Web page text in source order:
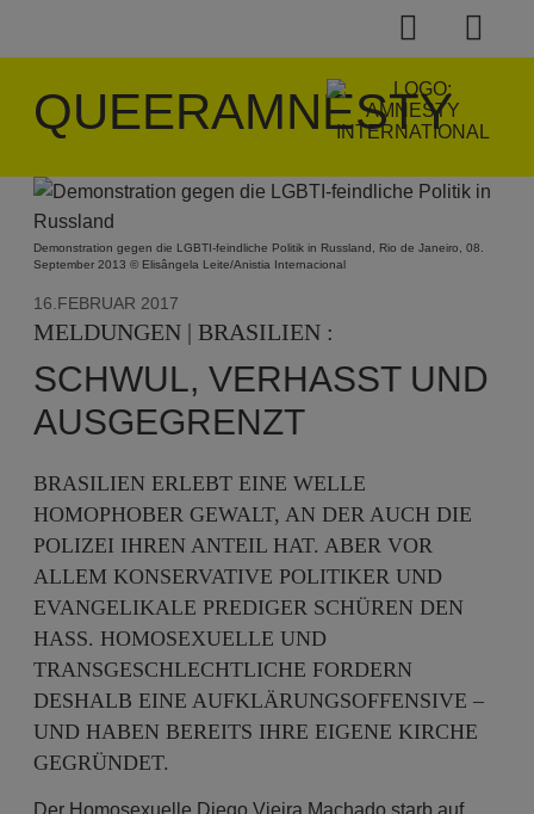
QUEERAMNESTY
Demonstration gegen die LGBTI-feindliche Politik in Russland, Rio de Janeiro, 08.
September 2013 © Elisângela Leite/Anistia Internacional
16.FEBRUAR 2017
MELDUNGEN | BRASILIEN :
SCHWUL, VERHASST UND
AUSGEGRENZT
BRASILIEN ERLEBT EINE WELLE
HOMOPHOBER GEWALT, AN DER AUCH DIE
POLIZEI IHREN ANTEIL HAT. ABER VOR
ALLEM KONSERVATIVE POLITIKER UND
EVANGELIKALE PREDIGER SCHÜREN DEN
HASS. HOMOSEXUELLE UND
TRANSGESCHLECHTLICHE FORDERN
DESHALB EINE AUFKLÄRUNGSOFFENSIVE –
UND HABEN BEREITS IHRE EIGENE KIRCHE
GEGRÜNDET.
Der Homosexuelle Diego Vieira Machado starb auf